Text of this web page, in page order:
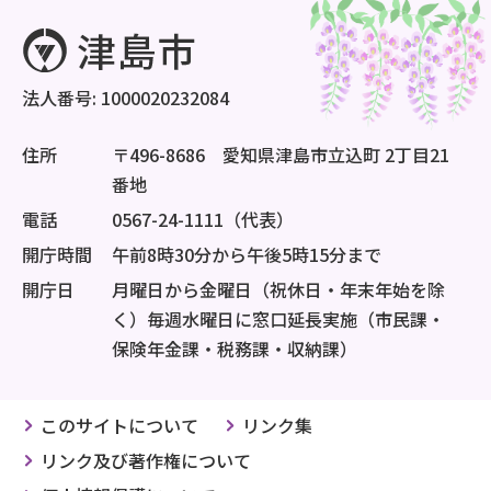
法人番号: 1000020232084
住所
〒496-8686 愛知県津島市立込町 2丁目21
番地
電話
0567-24-1111（代表）
開庁時間
午前8時30分から午後5時15分まで
開庁日
月曜日から金曜日（祝休日・年末年始を除
く）毎週水曜日に窓口延長実施（市民課・
保険年金課・税務課・収納課）
このサイトについて
リンク集
リンク及び著作権について